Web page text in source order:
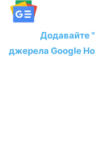
Додавайте
джерела Google